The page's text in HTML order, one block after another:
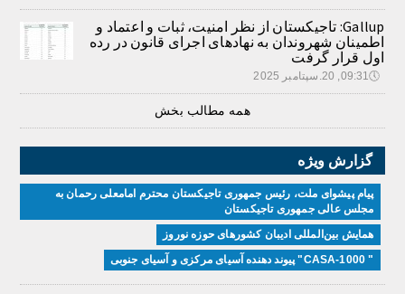
Gallup: تاجیکستان از نظر امنیت، ثبات و اعتماد و
اطمینان شهروندان به نهادهای اجرای قانون در رده
اول قرار گرفت
🕔09:31, 20.سپتامبر 2025
همه مطالب بخش
گزارش ویژه
پیام پیشوای ملت، رئیس جمهوری تاجیکستان محترم امامعلی رحمان به
مجلس عالی جمهوری تاجیکستان
همایش بین‌المللی ادیبان کشور‌های حوزه نوروز
" CASA-1000" پیوند دهنده آسیای مرکزی و آسیای جنوبی